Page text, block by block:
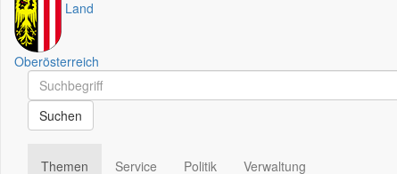
Land
Oberösterreich
Schnellsuche
Schnellsuche
Suchen
Themen
Service
Politik
Verwaltung